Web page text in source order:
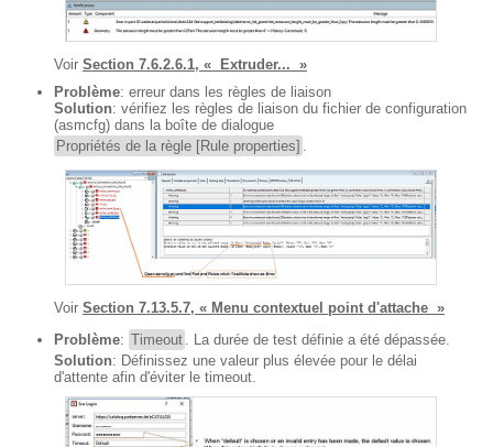
Voir Section 7.6.2.6.1, « Extruder... »
Problème: erreur dans les règles de liaison
Solution: vérifiez les règles de liaison du fichier de configuration
(asmcfg) dans la boîte de dialogue
Propriétés de la règle [Rule properties] .
Voir Section 7.13.5.7, « Menu contextuel point d'attache »
Problème: Timeout
. La durée de test définie a été dépassée.
Solution: Définissez une valeur plus élevée pour le délai
d'attente afin d'éviter le timeout.